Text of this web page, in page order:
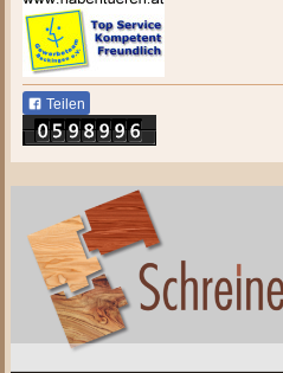
Teilen